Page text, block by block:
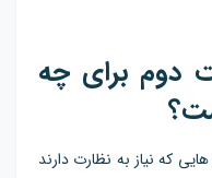
دوم برای چه
که نیاز به نظارت دارند